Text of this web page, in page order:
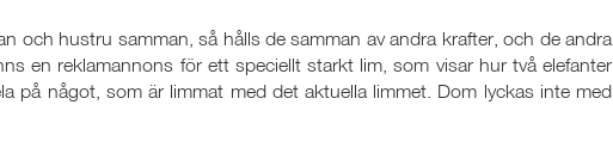
och hustru samman, så hålls de samman av andra krafter, och de andra
en reklamannons för ett speciellt starkt lim, som visar hur två elefanter
på något, som är limmat med det aktuella limmet. Dom lyckas inte med